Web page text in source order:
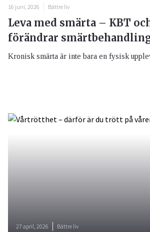
16 juni, 2026 Bättre liv
Leva med smärta – KBT
förändrar
Kronisk smärta är inte bara en fysisk
27 april, 2026 Bättre liv